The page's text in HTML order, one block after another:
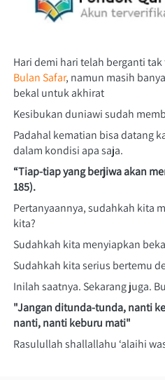
Hari demi hari telah berganti
Bulan Safar, namun masih
bekal untuk akhirat
Kesibukan duniawi sudah
Padahal kematian bisa datang
dalam kondisi apa saja.
“Tiap-tiap yang berjiwa akan
185).
Pertanyaannya, sudahkah kita
kita?
Sudahkah kita menyiapkan
Sudahkah kita serius bertemu
Inilah saatnya. Sekarang juga.
"Jangan ditunda-tunda, nanti
nanti, nanti keburu mati"
Rasulullah shallallahu ‘alaihi